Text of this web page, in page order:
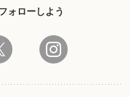
ォローしよう